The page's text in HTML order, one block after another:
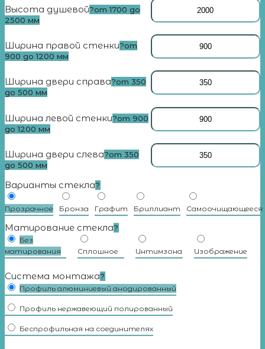
Высота душевой?от 1700 до
2500 мм
Ширина правой стенки?от
900 до 1200 мм
Ширина двери справа?от 350
до 500 мм
Ширина левой стенки?от 900
до 1200 мм
Ширина двери слева?от 350
до 500 мм
Варианты стекла?
Прозрачное Бронза Графит Бриллиант Самоочищающееся
Матирование стекла?
Без
матирования
Сплошное Интимзона Изображение
Система монтажа?
Профиль алюминиевый анодированный
Профиль нержавеющий полированный
Беспрофильная на соединителях